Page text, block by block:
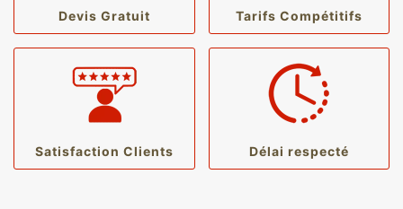
Devis Gratuit Tarifs Compétitifs
Satisfaction Clients Délai respecté